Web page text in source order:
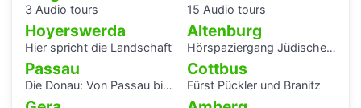
3 Audio tours 15 Audio tours
Hoyerswerda
Hier spricht die Landschaft
Altenburg
Hörspaziergang Jüdische Geschichte in Altenburg
Passau
Die Donau: Von Passau bis Budapest.
Cottbus
Fürst Pückler und Branitz